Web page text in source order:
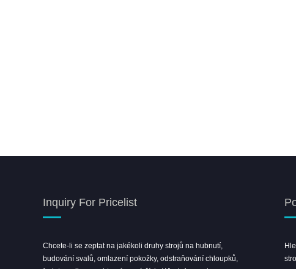
Inquiry For Pricelist
Chcete-li se zeptat na jakékoli druhy strojů na hubnutí,
budování svalů, omlazení pokožky, odstraňování chloupků,
Vítejte v Shanghai Beauty Expo
Leongbeauty Booth